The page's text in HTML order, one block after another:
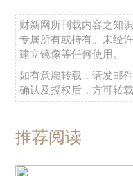
财新网所刊载内容之知
专属所有或持有。未经
建立镜像等任何使用。
如有意愿转载，请发邮
确认及授权后，方可转载
推荐阅读